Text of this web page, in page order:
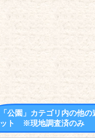
「公園」カテゴリ内の他
ット ※現地調査済のみ